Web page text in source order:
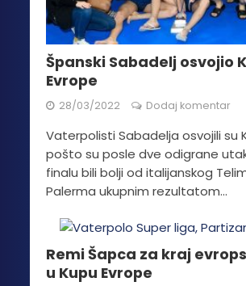
Španski Sabadelj osvojio
Evrope
28/03/2022 Dodaj komentar
Vaterpolisti Sabadelja osvojili su
pošto su posle dve odigrane
finalu bili bolji od italijanskog
Palerma ukupnim rezultatom...
Remi Šapca za kraj
u Kupu Evrope